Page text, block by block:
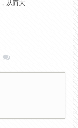
从而大...